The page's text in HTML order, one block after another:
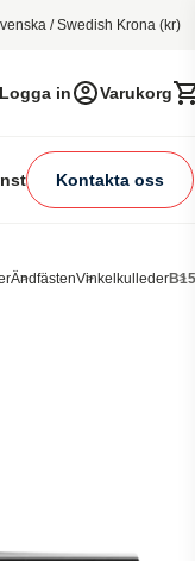
/ Swedish Krona (kr)
Logga in Varukorg
Kontakta oss
ÄndfästenVinkelkullederB15